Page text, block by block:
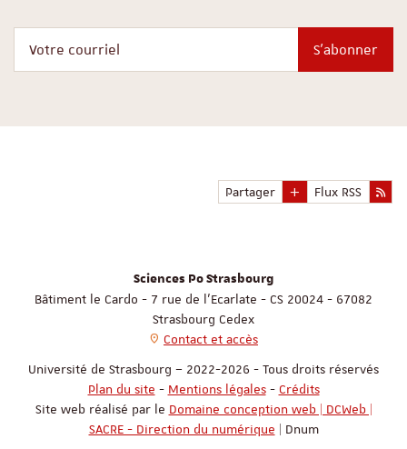
S'abonner
Partager Flux RSS
Sciences Po Strasbourg
Bâtiment le Cardo - 7 rue de l'Ecarlate - CS 20024 - 67082
Strasbourg Cedex
Contact et accès
Université de Strasbourg – 2022-2026 - Tous droits réservés
Plan du site - Mentions légales- Crédits
Site web réalisé par le Domaine conception web | DCWeb |
SACRE - Direction du numérique | Dnum